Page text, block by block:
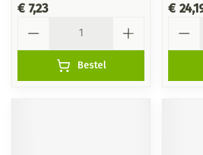
€ 7,23
Bestel
€